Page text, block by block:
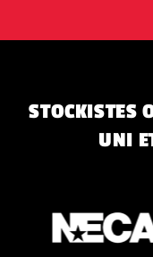
STOCKISTES
UNI